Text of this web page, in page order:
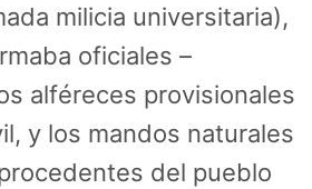
milicia universitaria),
oficiales –
alféreces provisionales
y los mandos naturales
del pueblo